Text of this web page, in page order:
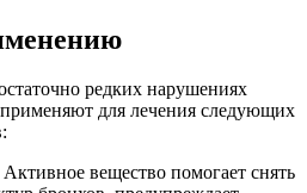
редких нарушениях
для лечения следующих
вещество помогает снять